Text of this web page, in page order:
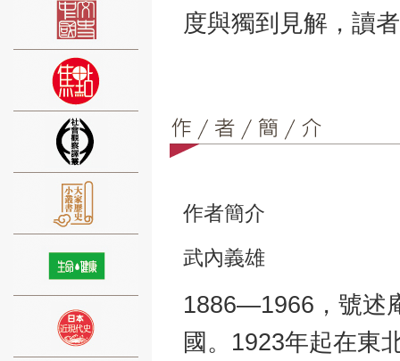
度與獨到見解，讀
作者簡介
武內義雄
1886—1966，號述
國。1923年起在東